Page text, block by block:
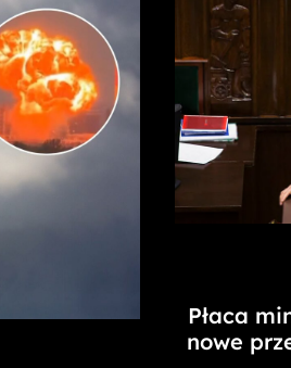
Płaca
nowe